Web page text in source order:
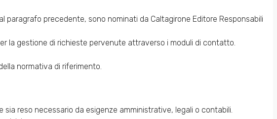
paragrafo precedente, sono nominati da Caltagirone Editore Responsabili
la gestione di richieste pervenute attraverso i moduli di contatto.
normativa di riferimento.
reso necessario da esigenze amministrative, legali o contabili.